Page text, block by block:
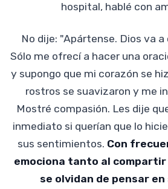
hospital, hablé con
No dije: "Apártense. Dios va
Sólo me ofrecí a hacer una
y supongo que mi corazón se
rostros se suavizaron y me
Mostré compasión. Les dije
inmediato si querían que lo
sus sentimientos. Con
emociona tanto al
se olvidan de pensar